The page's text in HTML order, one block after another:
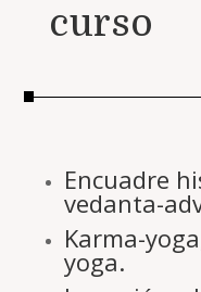
curso
Encuadre
vedanta-
Karma-
yoga.